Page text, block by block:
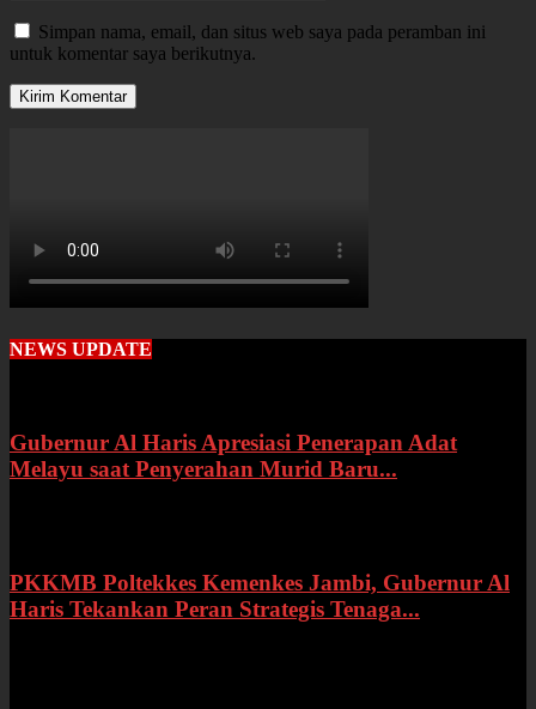
Simpan nama, email, dan situs web saya pada peramban ini
untuk komentar saya berikutnya.
NEWS UPDATE
Gubernur Al Haris Apresiasi Penerapan Adat
Melayu saat Penyerahan Murid Baru...
PKKMB Poltekkes Kemenkes Jambi, Gubernur Al
Haris Tekankan Peran Strategis Tenaga...